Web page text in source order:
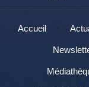
Menu
Aller au contenu
Accueil